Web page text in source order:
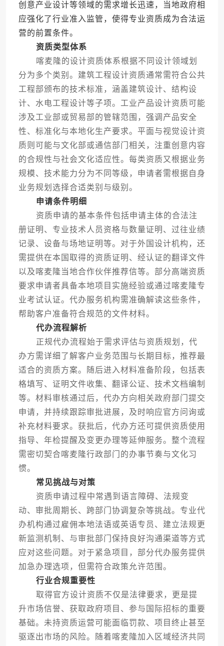
创意产业设计等领域的需求增长迅速，当地政府相
应强化了行业准入监管，使得专业资质成为合法运
营的前置条件。
资质类型体系
喀麦隆的设计资质体系根据不同设计领域划
分为多个类别。建筑工程设计资质通常需符合公共
工程部颁布的技术标准，涵盖建筑设计、结构设
计、水电工程设计等子项。工业产品设计资质可能
涉及工业部或贸易部的管辖范围，强调产品安全
性、标准化与本地化生产要求。平面与视觉设计资
质则可能与文化部或通信部门相关，注重创意内容
的合规性与社会文化适应性。每类资质又根据业务
规模、技术能力分为不同等级，申请者需根据自身
业务规划选择合适类别与级别。
申请条件明细
资质申请的基本条件包括申请主体的合法注
册证明、专业技术人员资格与数量证明、过往业绩
记录、设备与场地证明等。对于外国设计机构，还
需提供在本国取得的资质证明、经认证的翻译文件
以及喀麦隆当地合作伙伴推荐信等。部分高端资质
要求申请者具备本地项目实施经验或通过喀麦隆专
业考试认证。代办服务机构需准确解读这些条件，
帮助客户准备符合规范的文件材料。
代办流程解析
正规代办流程始于需求评估与资质规划，代
办方需详细了解客户业务范围与长期目标，推荐最
适合的资质方案。随后进入材料准备阶段，包括表
格填写、证明文件收集、翻译公证、技术文档编制
等。材料审核通过后，代办方向相关政府部门提交
申请，并持续跟踪审批进展，及时响应官方问询或
补充材料要求。获批后，代办方还可提供资质使用
指导、年检提醒及变更办理等延伸服务。整个流程
需密切契合喀麦隆行政部门的办事节奏与文化习
惯。
常见挑战与对策
资质申请过程中常遇到语言障碍、法规变
动、审批周期长、跨部门协调复杂等挑战。专业代
办机构通过雇佣本地法语或英语专员、建立法规更
新监测机制、与审批部门保持良好沟通渠道等方式
应对这些问题。对于紧急项目，部分代办服务提供
加急办理选项，但需符合政策允许范围。
行业合规重要性
取得官方设计资质不仅是法律要求，更是提
升市场信誉、获取政府项目、参与国际招标的重要
基础。未持资质运营可能面临罚款、项目终止甚至
驱逐出市场的风险。随着喀麦隆加入区域经济共同